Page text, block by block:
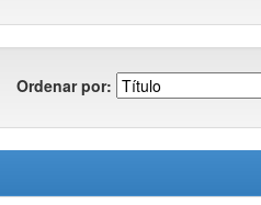
Ordenar por: